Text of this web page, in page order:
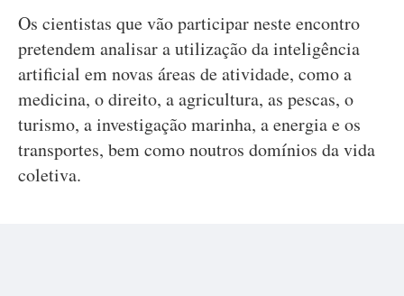
Os cientistas que vão participar neste encontro
pretendem analisar a utilização da inteligência
artificial em novas áreas de atividade, como a
medicina, o direito, a agricultura, as pescas, o
turismo, a investigação marinha, a energia e os
transportes, bem como noutros domínios da vida
coletiva.